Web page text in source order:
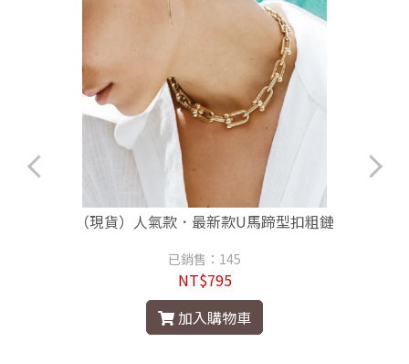
（現貨）人氣款．最新款U馬蹄型扣粗鏈
已銷售：145
NT$795
加入購物車